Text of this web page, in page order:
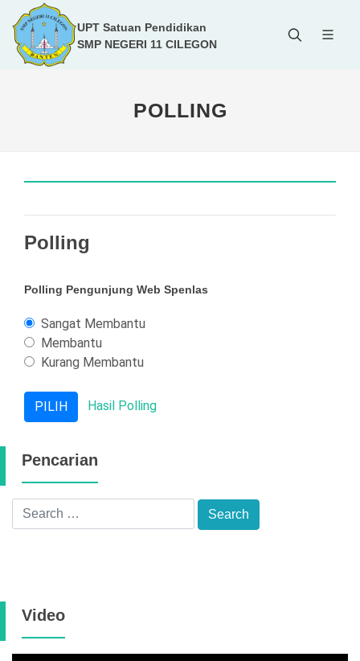
UPT Satuan Pendidikan
SMP NEGERI 11 CILEGON
POLLING
Polling
Polling Pengunjung Web Spenlas
Sangat Membantu
Membantu
Kurang Membantu
Hasil Polling
Pencarian
Video